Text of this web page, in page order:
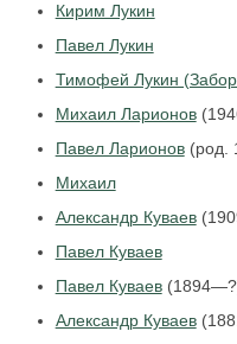
Кирим Лукин
Павел Лукин
Тимофей Лукин
Михаил Ларионов
Павел Ларионов(род.
Михаил
Александр Куваев
Павел Куваев
Павел Куваев
Александр Куваев